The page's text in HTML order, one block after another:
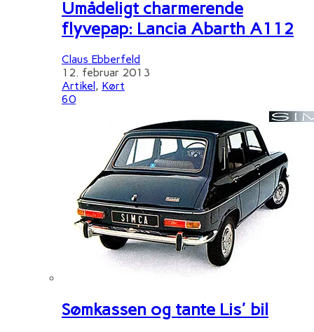
Umådeligt charmerende
flyvepap: Lancia Abarth A112
Claus Ebberfeld
12. februar 2013
Artikel, Kørt
60
Sømkassen og tante Lis' bil